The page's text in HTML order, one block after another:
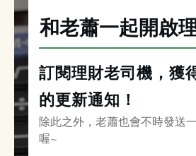
和老蕭一起開啟
訂閱理財老司機，獲
的更新通知！
除此之外，老蕭也會不時發送
喔~